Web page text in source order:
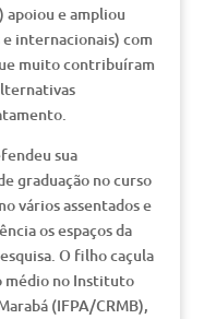
apoiou e ampliou
internacionais) com
muito contribuíram
sua
graduação no curso
vários assentados e
os espaços da
O filho caçula
médio no Instituto
(IFPA/CRMB),